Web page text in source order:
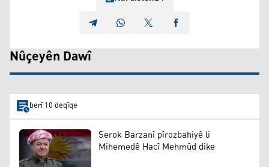
Nûçeyên Dawî
berî 10 deqîqe
Serok Barzanî pîrozbahiyê li
Mihemedê Hacî Mehmûd dike